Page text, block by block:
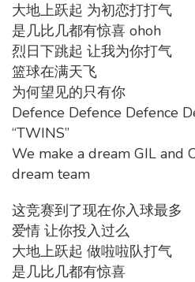
大地上跃起 为初恋打打气
是几比几都有惊喜 ohoh
烈日下跳起 让我为你打气
篮球在满天飞
为何望见的只有你
Defence Defence Defence
“TWINS”
We make a dream GIL and
dream team
这竞赛到了现在你入球最多
爱情 让你投入过么
大地上跃起 做啦啦队打气
是几比几都有惊喜